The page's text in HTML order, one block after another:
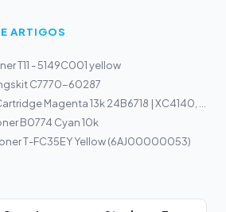
ARTIGOS
T11 - 5149C001 yellow
C7770-60287
B0774 Cyan 10k
T-FC35EY Yellow (6AJ00000053)